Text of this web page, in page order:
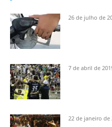
26 de julho de
7 de abril de
22 de janeiro de